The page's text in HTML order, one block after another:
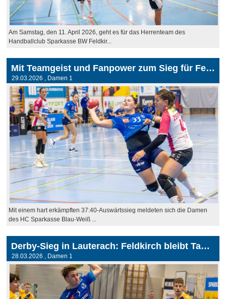
Am Samstag, den 11. April 2026, geht es für das Herrenteam des
Handballclub Sparkasse BW Feldkir...
Mit Teamgeist und Fanpower zum Sieg für Feldkirch in St. Pölten
29.03.2026 , Damen 1
Mit einem hart erkämpften 37:40-Auswärtssieg meldeten sich die Damen
des HC Sparkasse Blau-Weiß ...
Derby-Sieg in Lauterach: Feldkirch bleibt Tabellenführer
28.03.2026 , Damen 1